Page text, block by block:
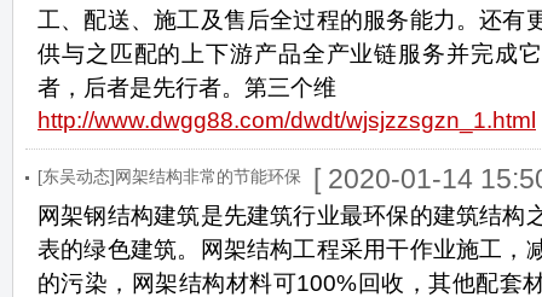
工、配送、施工及售后全过程的服务能力。还有
供与之匹配的上下游产品全产业链服务并完成
者，后者是先行者。第三个维
http://www.dwgg88.com/dwdt/wjsjzzsgzn_1.html
[东吴动态]网架结构非常的节能环保 [ 2020-01-14
网架钢结构建筑是先建筑行业最环保的建筑结构
表的绿色建筑。网架结构工程采用干作业施工，
的污染，网架结构材料可100%回收，其他配套